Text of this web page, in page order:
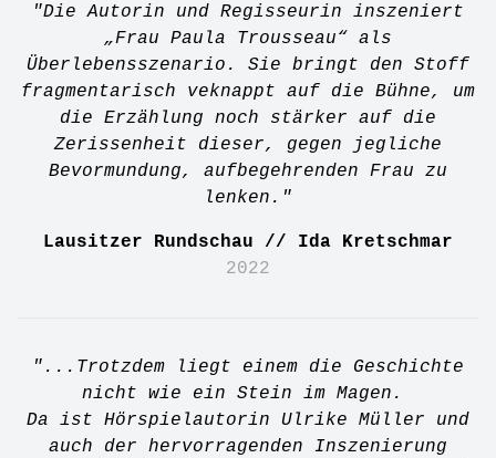
"Die Autorin und Regisseurin inszeniert
„Frau Paula Trousseau“ als
Überlebensszenario. Sie bringt den Stoff
fragmentarisch veknappt auf die Bühne, um
die Erzählung noch stärker auf die
Zerissenheit dieser, gegen jegliche
Bevormundung, aufbegehrenden Frau zu
lenken."
Lausitzer Rundschau // Ida Kretschmar
2022
"...Trotzdem liegt einem die Geschichte
nicht wie ein Stein im Magen.
Da ist Hörspielautorin Ulrike Müller und
auch der hervorragenden Inszenierung